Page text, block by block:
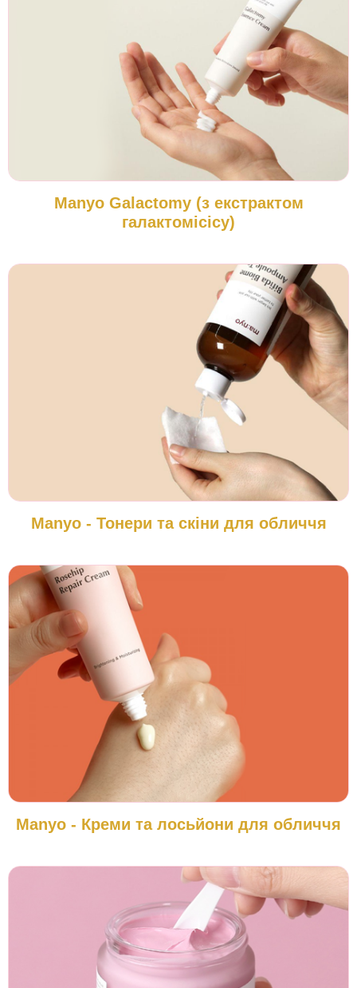
Manyo Galactomy (з екстрактом
галактомісісу)
Manyo - Тонери та скіни для обличчя
Manyo - Креми та лосьйони для обличчя